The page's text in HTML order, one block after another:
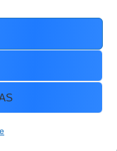
Reserved.